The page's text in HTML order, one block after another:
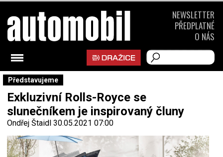
Představujeme
Exkluzivní Rolls-Royce se
slunečníkem je inspirovaný čluny
Ondřej Štaidl 30.05.2021 07:00
NEWSLETTER
PŘEDPLATNÉ
O NÁS